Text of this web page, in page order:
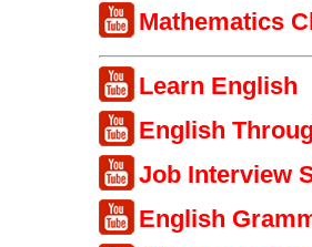
Mathematics
Learn English
English
Job Interview
English